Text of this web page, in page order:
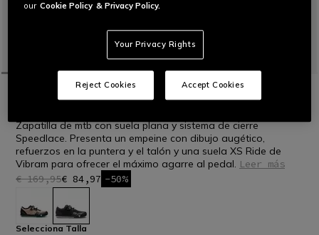
HG ACTO PRO - ZAPATOS DE BICI
Zapatilla de mtb con suela plana y sistema de cierre
Speedlace. Presenta un empeine con dibujo augético,
refuerzos en la puntera y el talón y una suela XS Ride de
Vibram para ofrecer el máximo agarre al pedal. Leer más
€ 169,95€ 84,97 -50%
seleccionado
Selecciona Talla
our Cookie Policy & Privacy Policy.
Your Privacy Rights
Reject Cookies Accept Cookies